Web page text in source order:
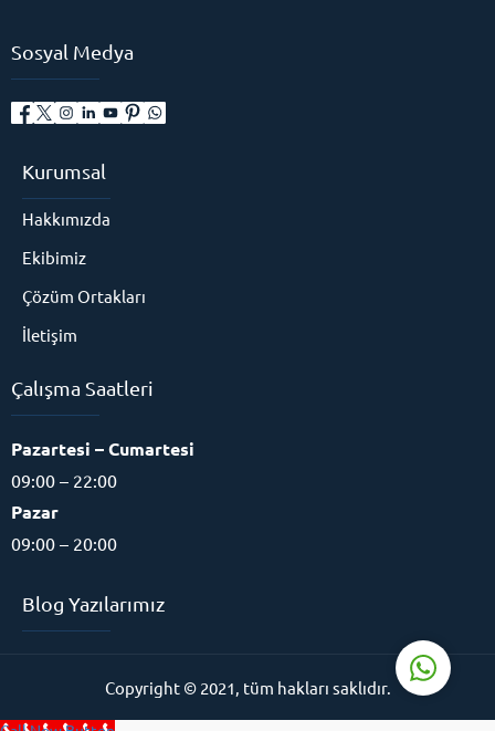
Sosyal Medya
Kurumsal
Hakkımızda
Ekibimiz
Çözüm Ortakları
İletişim
Çalışma Saatleri
Pazartesi – Cumartesi
09:00 – 22:00
Pazar
09:00 – 20:00
Blog Yazılarımız
Copyright © 2021, tüm hakları saklıdır.